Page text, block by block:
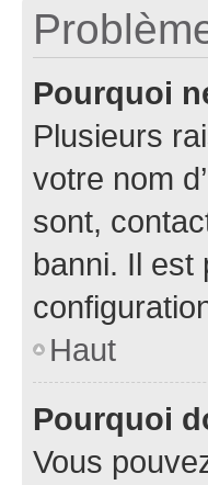
Pourquoi
Plusieurs
votre nom
sont,
banni. Il est
Haut
Pourquoi
Vous